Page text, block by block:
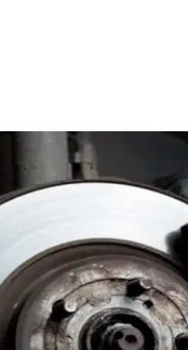
vintern.